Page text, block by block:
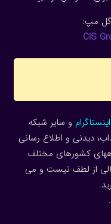
مپ:
CIS
اینستاگرام و سایر شبکه
دیدنی و اطلاع رسانی
کشورهای مختلف
از لطف نیست و می